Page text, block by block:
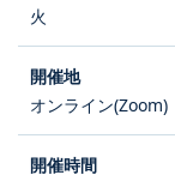
火
オンライン(Zoom)